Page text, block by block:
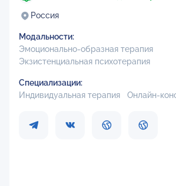
Россия
Модальности:
Эмоционально-образная терапия
Экзистенциальная психотерапия
Специализации:
Индивидуальная терапия
Онлайн-